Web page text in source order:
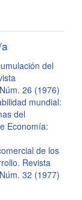
del
26 (1976)
mundial:
del
Economía:
de los
Revista
32 (1977)